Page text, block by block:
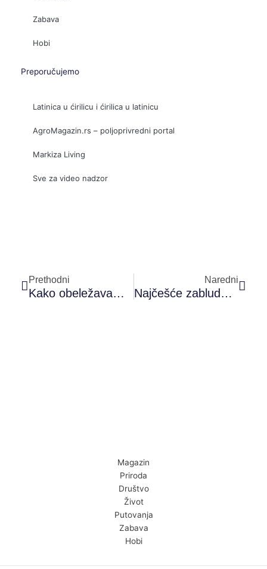
Zabava
Hobi
Preporučujemo
Latinica u ćirilicu i ćirilica u latinicu
AgroMagazin.rs – poljoprivredni portal
Markiza Living
Sve za video nadzor
Prethodni
Kako obeležavamo Dan zaljubljenih i zašto nam je taj dan važan
Naredni
Najčešće zablude o odlasku kod zubara
Magazin
Priroda
Društvo
Život
Putovanja
Zabava
Hobi